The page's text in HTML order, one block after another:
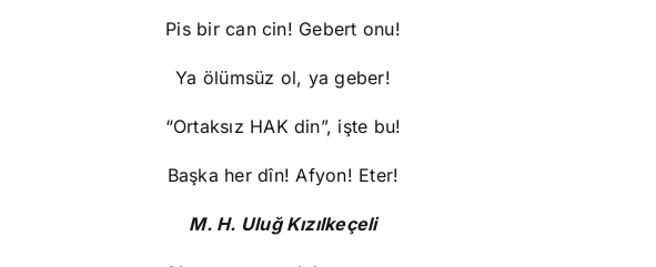
Pis bir can cin! Gebert onu!
Ya ölümsüz ol, ya geber!
“Ortaksız HAK din”, işte bu!
Başka her dîn! Afyon! Eter!
M. H. Uluğ Kızılkeçeli